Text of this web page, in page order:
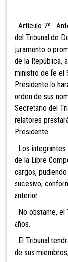
Artículo 7º.-
del Tribunal de
juramento o
de la República,
ministro de fe el
Presidente lo
orden de sus
Secretario del
relatores
Presidente.
Los integrantes
de la Libre
cargos,
sucesivo,
anterior.
No obstante, el
años.
El Tribunal
de sus